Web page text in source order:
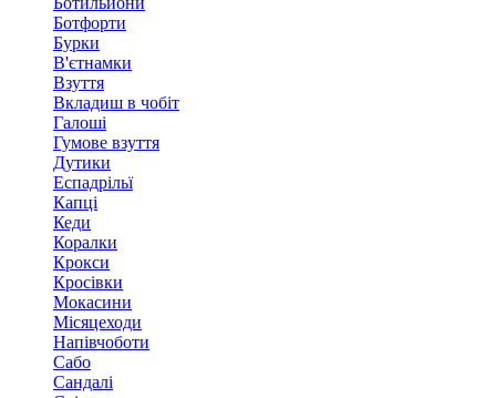
Ботфорти
Бурки
В'єтнамки
Взуття
Вкладиш в чобіт
Галоші
Гумове взуття
Дутики
Еспадрільї
Капці
Кеди
Коралки
Крокси
Кросівки
Мокасини
Місяцеходи
Напівчоботи
Сабо
Сандалі